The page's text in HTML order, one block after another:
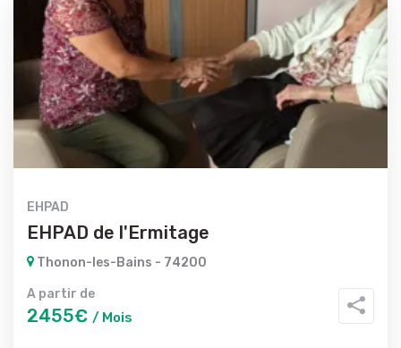
EHPAD
EHPAD de l'Ermitage
Thonon-les-Bains - 74200
A partir de
2455€ / Mois